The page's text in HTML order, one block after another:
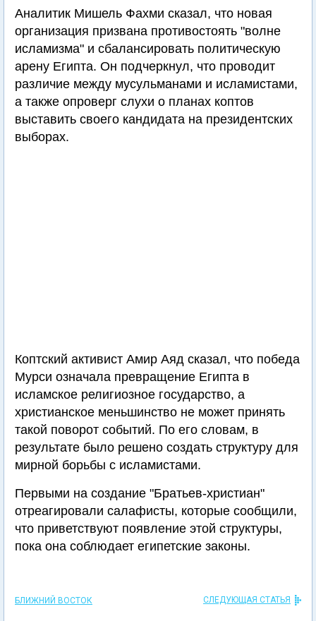
Аналитик Мишель Фахми сказал, что новая
организация призвана противостоять "волне
исламизма" и сбалансировать политическую
арену Египта. Он подчеркнул, что проводит
различие между мусульманами и исламистами,
а также опроверг слухи о планах коптов
выставить своего кандидата на президентских
выборах.
Коптский активист Амир Аяд сказал, что победа
Мурси означала превращение Египта в
исламское религиозное государство, а
христианское меньшинство не может принять
такой поворот событий. По его словам, в
результате было решено создать структуру для
мирной борьбы с исламистами.
Первыми на создание "Братьев-христиан"
отреагировали салафисты, которые сообщили,
что приветствуют появление этой структуры,
пока она соблюдает египетские законы.
БЛИЖНИЙ ВОСТОК СЛЕДУЮЩАЯ СТАТЬЯ